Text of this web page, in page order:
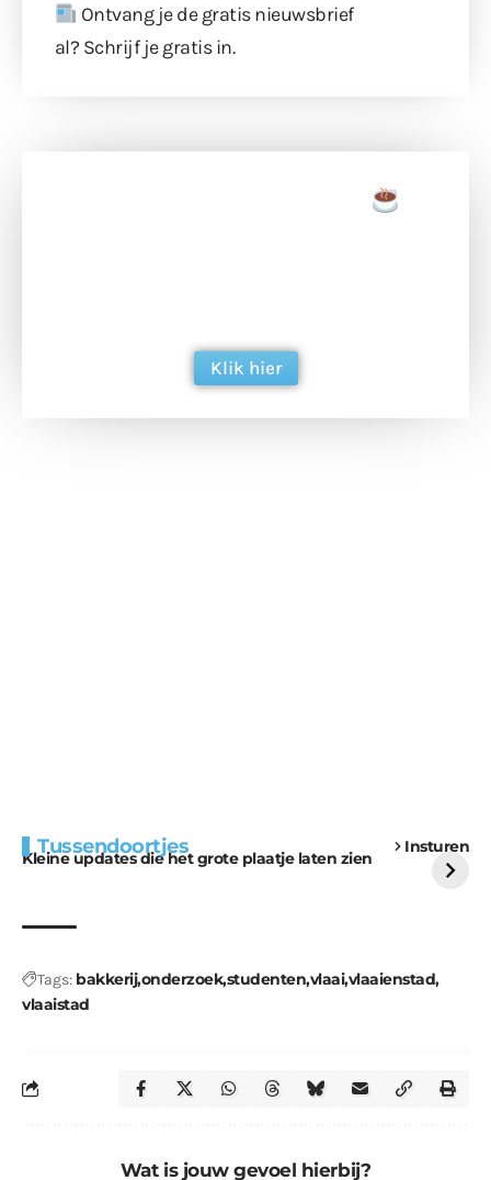
Ontvang je de gratis nieuwsbrief
al? Schrijf je gratis in.
Klik hier
Tussendoortjes Insturen
Kleine updates die het grote plaatje laten zien
voor kabouters
uitdaging
Tags: bakkerijonderzoekstudentenvlaaivlaaienstad
vlaaistad
Wat is jouw gevoel hierbij?